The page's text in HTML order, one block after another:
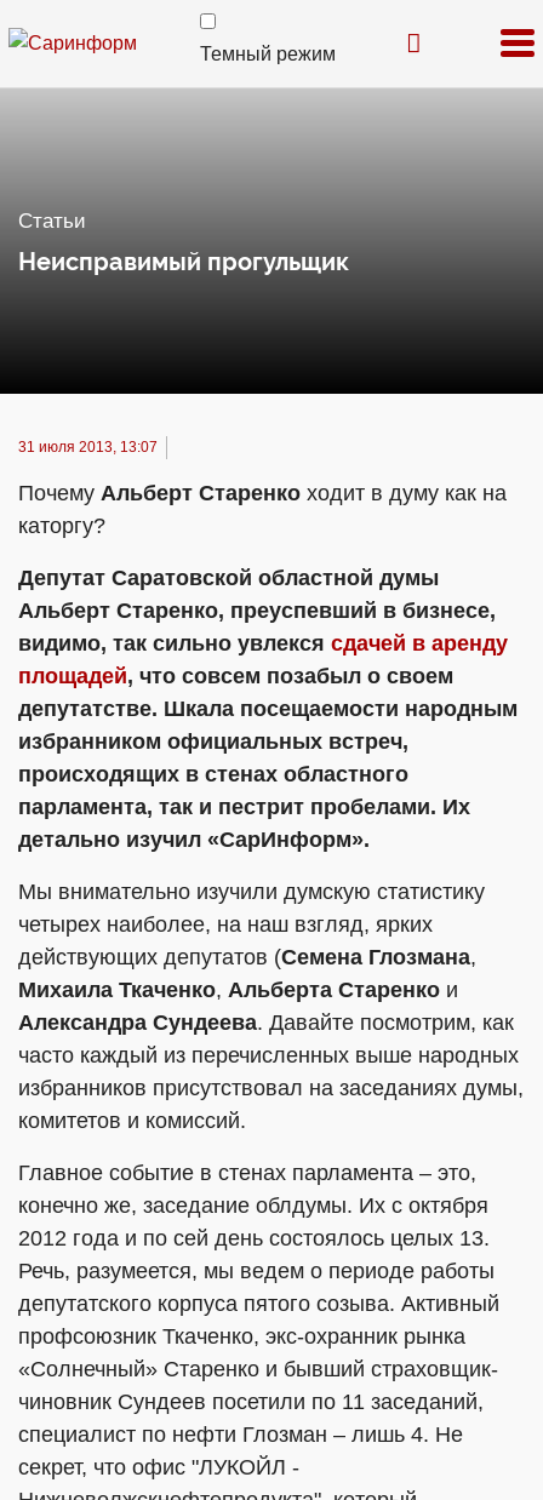
Темный режим
Статьи
Неисправимый прогульщик
31 июля 2013, 13:07
Почему Альберт Старенко ходит в думу как на
каторгу?
Депутат Саратовской областной думы
Альберт Старенко, преуспевший в бизнесе,
видимо, так сильно увлекся сдачей в аренду
площадей, что совсем позабыл о своем
депутатстве. Шкала посещаемости народным
избранником официальных встреч,
происходящих в стенах областного
парламента, так и пестрит пробелами. Их
детально изучил «СарИнформ».
Мы внимательно изучили думскую статистику
четырех наиболее, на наш взгляд, ярких
действующих депутатов (Семена Глозмана,
Михаила Ткаченко, Альберта Старенко и
Александра Сундеева. Давайте посмотрим, как
часто каждый из перечисленных выше народных
избранников присутствовал на заседаниях думы,
комитетов и комиссий.
Главное событие в стенах парламента – это,
конечно же, заседание облдумы. Их с октября
2012 года и по сей день состоялось целых 13.
Речь, разумеется, мы ведем о периоде работы
депутатского корпуса пятого созыва. Активный
профсоюзник Ткаченко, экс-охранник рынка
«Солнечный» Старенко и бывший страховщик-
чиновник Сундеев посетили по 11 заседаний,
специалист по нефти Глозман – лишь 4. Не
секрет, что офис "ЛУКОЙЛ -